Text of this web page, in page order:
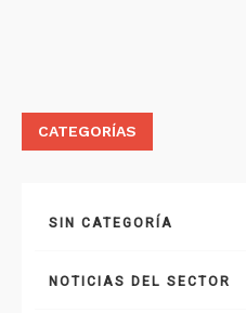
CATEGORÍAS
SIN CATEGORÍA
NOTICIAS DEL SECTOR